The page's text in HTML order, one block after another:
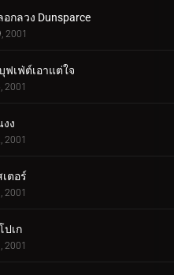
อกลวง Dunsparce
2001
ฟเฟ่ต์เอาแต่ใจ
2001
ง
2001
ตอร์
2001
ปเก
2001